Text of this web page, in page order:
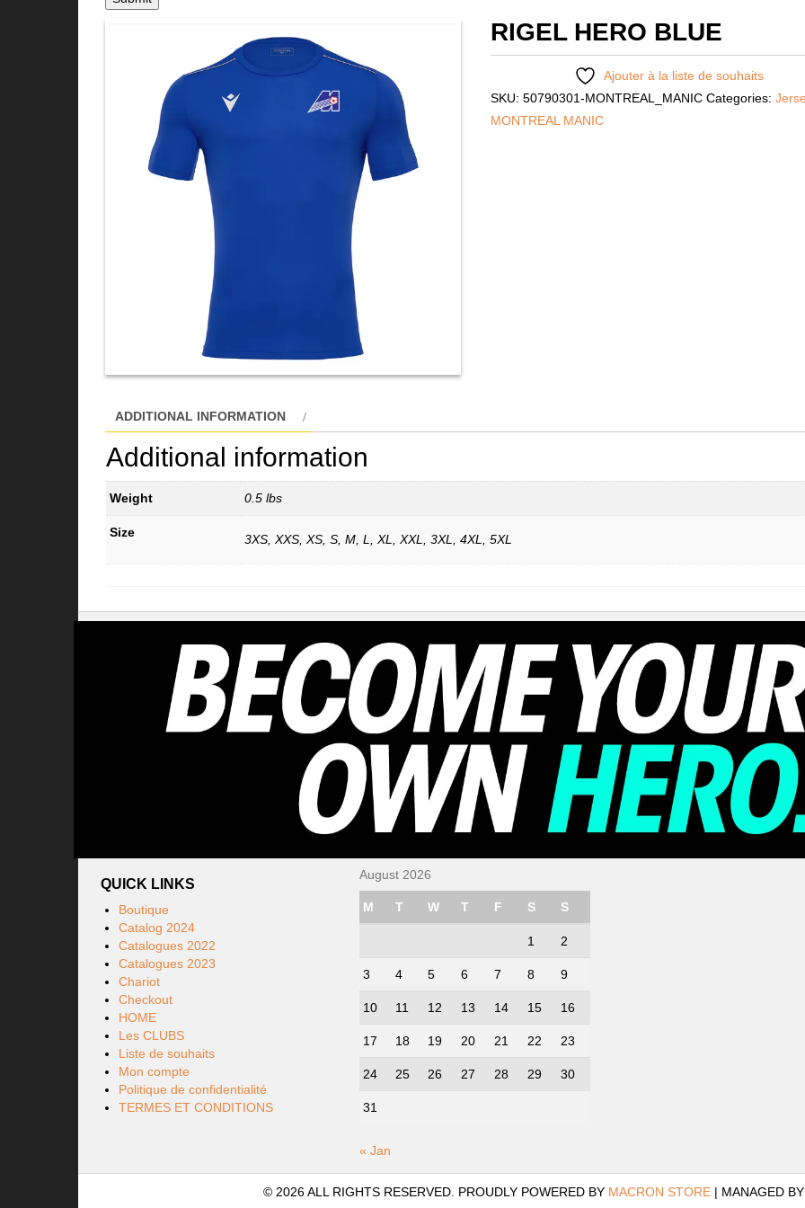
RIGEL HERO BLUE
Ajouter à la liste de souhaits
SKU: 50790301-MONTREAL_MANIC Categories:
MONTREAL MANIC
ADDITIONAL INFORMATION
Additional information
Weight 0.5 lbs
Size 3XS, XXS, XS, S, M, L, XL, XXL, 3XL, 4XL, 5XL
QUICK LINKS
Boutique
Catalog 2024
Catalogues 2022
Catalogues 2023
Chariot
Checkout
HOME
Les CLUBS
Liste de souhaits
Mon compte
Politique de confidentialité
TERMES ET CONDITIONS
August 2026
M T W T F S S
1 2
3 4 5 6 7 8 9
10 11 12 13 14 15 16
17 18 19 20 21 22 23
24 25 26 27 28 29 30
31
« Jan
© 2026 ALL RIGHTS RESERVED. PROUDLY POWERED BY MACRON STORE | MANAGED